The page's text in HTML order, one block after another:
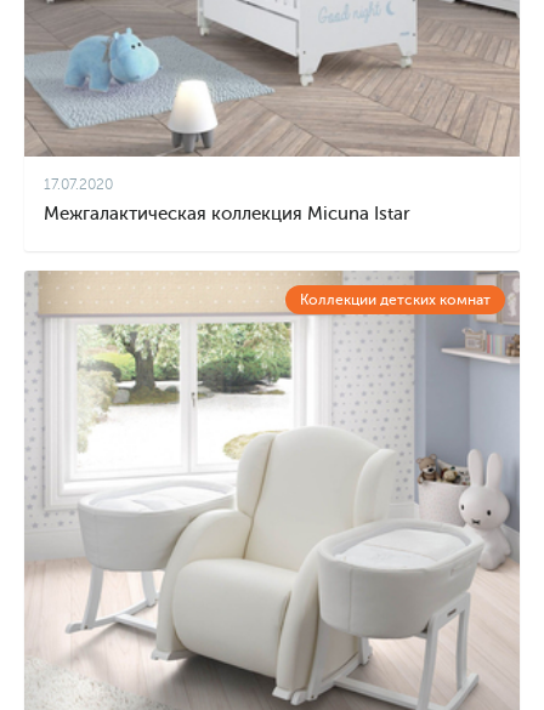
17.07.2020
Межгалактическая коллекция Micuna Istar
Коллекции детских комнат